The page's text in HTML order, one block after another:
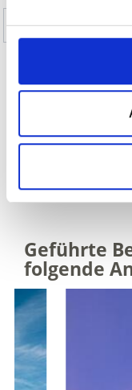
Ja
Nein
WEITERE
VINSCHGAU AUF
ANZEIGEN
Geführte
folgende